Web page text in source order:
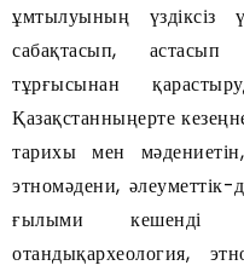
ұмтылуының үздіксіз
сабақтасып,
тұрғысынан
Қазақстанныңерте
тарихы мен
этномәдени,
ғылыми кешенді
отандықархеология,